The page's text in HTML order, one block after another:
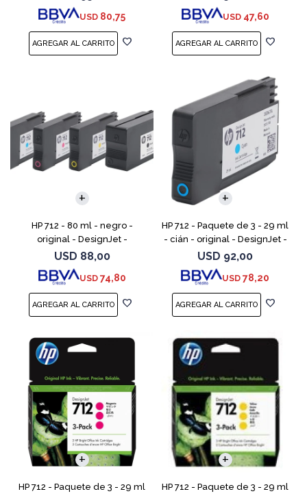
USD 80,75
DesignJet Studio, T210, T230,
T250, T630, T650
USD 47,60
HP 712 - 80 ml - negro -
original - DesignJet -
cartucho de tinta - para
DesignJet Studio, T210, T230,
T250, T630, T650
USD 88,00
USD 74,80
HP 712 - Paquete de 3 - 29 ml
- cián - original - DesignJet -
cartucho de tinta - para
DesignJet Studio, T210, T230,
T250, T630,
USD 92,00
USD 78,20
HP 712 - Paquete de 3 - 29 ml
HP 712 - Paquete de 3 - 29 ml